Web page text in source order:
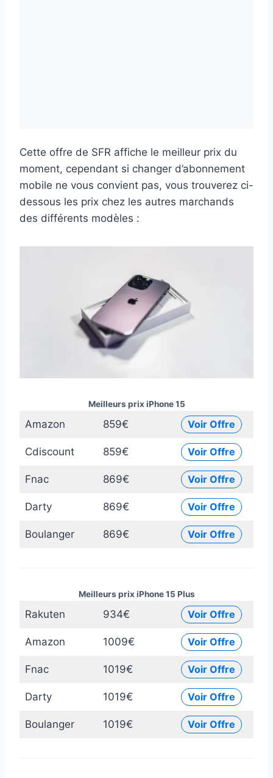
Cette offre de SFR affiche le meilleur prix du
moment, cependant si changer d’abonnement
mobile ne vous convient pas, vous trouverez ci-
dessous les prix chez les autres marchands
des différents modèles :
Amazon 859€ Voir Offre
Cdiscount 859€ Voir Offre
Fnac 869€ Voir Offre
Darty 869€ Voir Offre
Boulanger 869€ Voir Offre
Meilleurs prix iPhone 15
Rakuten 934€ Voir Offre
Amazon 1009€ Voir Offre
Fnac 1019€ Voir Offre
Darty 1019€ Voir Offre
Boulanger 1019€ Voir Offre
Meilleurs prix iPhone 15 Plus